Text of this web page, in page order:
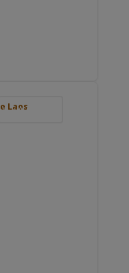
Viajar por Asia
Laos